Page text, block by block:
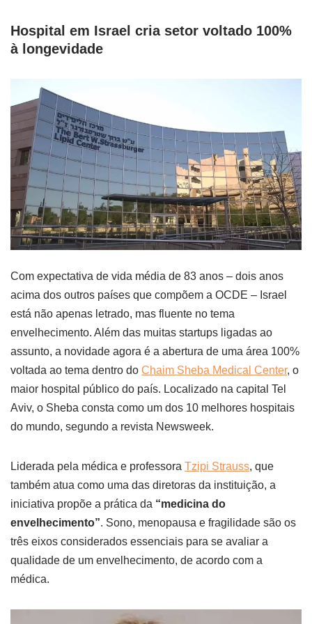
Hospital em Israel cria setor voltado 100%
à longevidade
Com expectativa de vida média de 83 anos – dois anos
acima dos outros países que compõem a OCDE – Israel
está não apenas letrado, mas fluente no tema
envelhecimento. Além das muitas startups ligadas ao
assunto, a novidade agora é a abertura de uma área 100%
voltada ao tema dentro do Chaim Sheba Medical Center, o
maior hospital público do país. Localizado na capital Tel
Aviv, o Sheba consta como um dos 10 melhores hospitais
do mundo, segundo a revista Newsweek.
Liderada pela médica e professora Tzipi Strauss, que
também atua como uma das diretoras da instituição, a
iniciativa propõe a prática da “medicina do
envelhecimento”. Sono, menopausa e fragilidade são os
três eixos considerados essenciais para se avaliar a
qualidade de um envelhecimento, de acordo com a
médica.